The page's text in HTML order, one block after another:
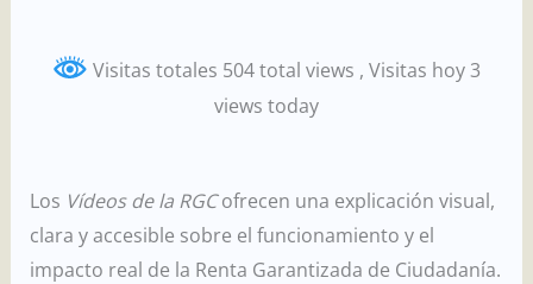
contenido
Visitas totales 504 total views , Visitas hoy 3
views today
Los Vídeos de la RGCofrecen una explicación visual,
clara y accesible sobre el funcionamiento y el
impacto real de la Renta Garantizada de Ciudadanía.